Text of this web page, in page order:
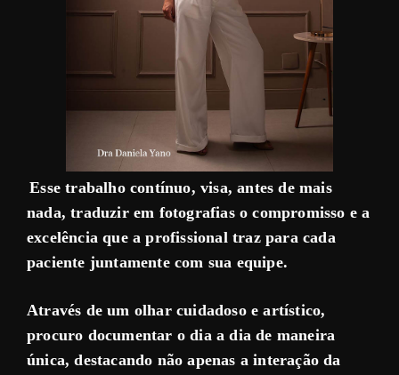
Esse trabalho contínuo, visa, antes de mais
nada, traduzir em fotografias o compromisso e a
excelência que a profissional traz para cada
paciente juntamente com sua equipe.
Através de um olhar cuidadoso e artístico,
procuro documentar o dia a dia de maneira
única, destacando não apenas a interação da